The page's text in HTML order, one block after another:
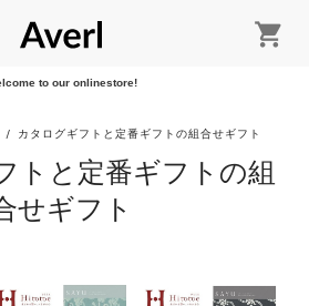
to our onlinestore!
カタログギフトと定番ギフトの組合せギフト
トと定番ギフトの組
せギフト